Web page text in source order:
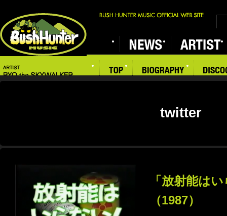
twitter
「放射能は
（1987）